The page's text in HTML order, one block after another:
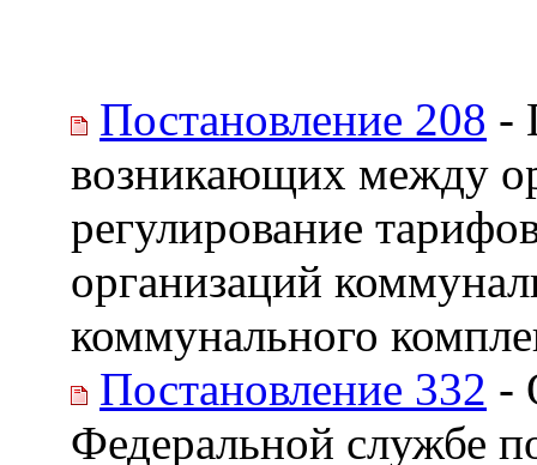
Постановление 208 -
возникающих между
регулирование
организаций
коммунального
Постановление 332 -
Федеральной службе